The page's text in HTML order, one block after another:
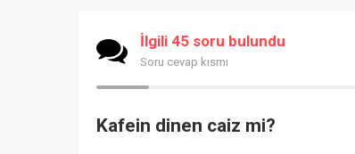
İlgili 45 soru bulundu
Soru cevap kısmı
Kafein dinen caiz mi?